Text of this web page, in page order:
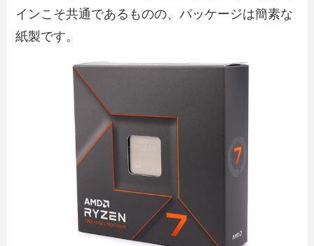
インこそ共通であるものの、パッケージは簡素な
紙製です。